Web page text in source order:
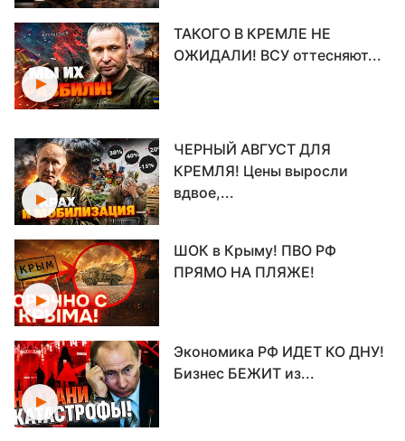
ТАКОГО В КРЕМЛЕ НЕ
ОЖИДАЛИ! ВСУ оттесняют...
ЧЕРНЫЙ АВГУСТ ДЛЯ
КРЕМЛЯ! Цены выросли
вдвое,...
ШОК в Крыму! ПВО РФ
ПРЯМО НА ПЛЯЖЕ!
Экономика РФ ИДЕТ КО ДНУ!
Бизнес БЕЖИТ из...